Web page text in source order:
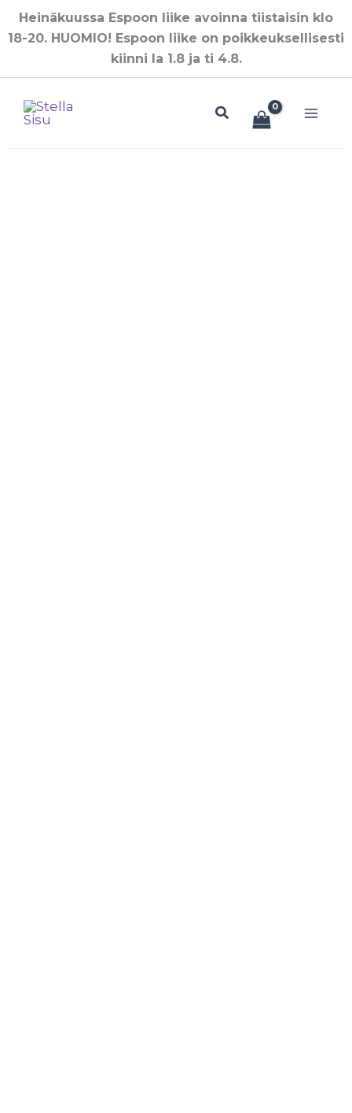
Siirry
sisältöön
Heinäkuussa Espoon liike avoinna tiistaisin klo
18-20. HUOMIO! Espoon liike on poikkeuksellisesti
kiinni la 1.8 ja ti 4.8.
Hae